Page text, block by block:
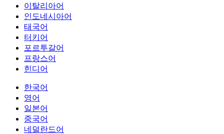
이탈리아어
인도네시아어
태국어
터키어
포르투갈어
프랑스어
힌디어
한국어
영어
일본어
중국어
네덜란드어